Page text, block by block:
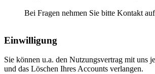
Bei Fragen nehmen Sie bitte Kontakt
Einwilligung
Sie können u.a. den Nutzungsvertrag mit uns
und das Löschen Ihres Accounts verlangen.